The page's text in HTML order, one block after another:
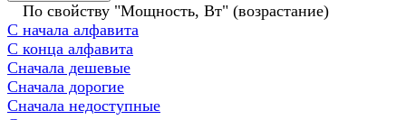
По свойству "Мощность, Вт" (возрастание)
С начала алфавита
С конца алфавита
Сначала дешевые
Сначала дорогие
Сначала недоступные